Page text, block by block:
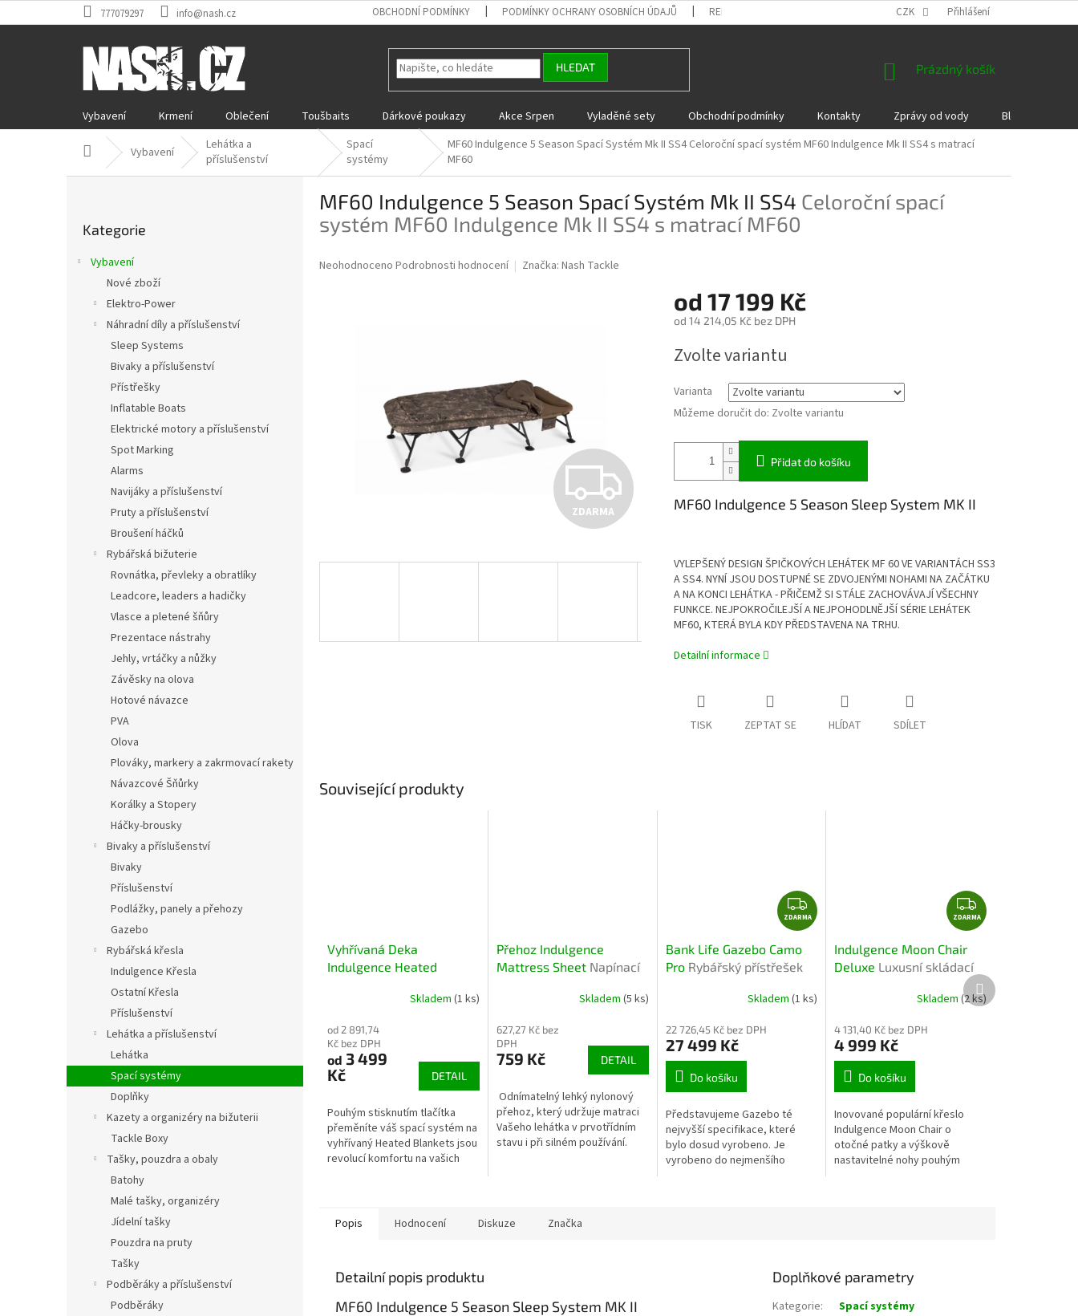
na
777079297 info@nash.cz OBCHODNÍ PODMÍNKY PODMÍNKY OCHRANY OSOBNÍCH ÚDAJŮ REKLAMACE A VRÁCENÍ ZBOŽÍ DÁRKOVÉ POUKAZY
CZK Přihlášení
HLEDAT
NÁKUPNÍ
Prázdný košík
Vybavení Krmení Oblečení Toušbaits Dárkové poukazy Akce Srpen Vyladěné sety Obchodní podmínky Kontakty Zprávy od vody Blog
Domů Vybavení
Lehátka a
příslušenství
Spací
systémy
MF60 Indulgence 5 Season Spací Systém Mk II SS4Celoroční spací systém MF60 Indulgence Mk II SS4 s matrací
MF60
kategorie
Kategorie
Vybavení
Nové zboží
Elektro-Power
Náhradní díly a příslušenství
Sleep Systems
Bivaky a příslušenství
Přístřešky
Inflatable Boats
Elektrické motory a příslušenství
Spot Marking
Alarms
Navijáky a příslušenství
Pruty a příslušenství
Broušení háčků
Rybářská bižuterie
Rovnátka, převleky a obratlíky
Leadcore, leaders a hadičky
Vlasce a pletené šňůry
Prezentace nástrahy
Jehly, vrtáčky a nůžky
Závěsky na olova
Hotové návazce
PVA
Olova
Plováky, markery a zakrmovací rakety
Návazcové Šňůrky
Korálky a Stopery
Háčky-brousky
Bivaky a příslušenství
Bivaky
Příslušenství
Podlážky, panely a přehozy
Gazebo
Rybářská křesla
Indulgence Křesla
Ostatní Křesla
Příslušenství
Lehátka a příslušenství
Lehátka
Spací systémy
Doplňky
Kazety a organizéry na bižuterii
Tackle Boxy
Tašky, pouzdra a obaly
Batohy
Malé tašky, organizéry
Jídelní tašky
Pouzdra na pruty
Tašky
Podběráky a příslušenství
Podběráky
MF60 Indulgence 5 Season Spací Systém Mk II SS4 Celoroční spací
systém MF60 Indulgence Mk II SS4 s matrací MF60
Průměrné
Neohodnoceno Podrobnosti hodnocení Značka: Nash Tackle
Z
D
R
ZDARMA
od 17 199 Kč
od 14 214,05 Kčbez DPH
cena:
Zvolte variantu
Varianta
Můžeme doručit do: Zvolte variantu
Přidat do košíku
MF60 Indulgence 5 Season Sleep System MK II
VYLEPŠENÝ DESIGN ŠPIČKOVÝCH LEHÁTEK MF 60 VE VARIANTÁCH SS3
A SS4. NYNÍ JSOU DOSTUPNÉ SE ZDVOJENÝMI NOHAMI NA ZAČÁTKU
A NA KONCI LEHÁTKA - PŘIČEMŽ SI STÁLE ZACHOVÁVAJÍ VŠECHNY
FUNKCE. NEJPOKROČILEJŠÍ A NEJPOHODLNĚJŠÍ SÉRIE LEHÁTEK
MF60, KTERÁ BYLA KDY PŘEDSTAVENA NA TRHU.
Detailní informace
TISK ZEPTAT SE HLÍDAT SDÍLET
Související produkty
Vyhřívaná Deka
Indulgence Heated
vyhřívaná deka
Blanket
Skladem (1 ks)
od 2 891,74
Kč bez DPH
od 3 499
Kč
DETAIL
Pouhým stisknutím tlačítka
přeměníte váš spací systém na
vyhřívaný Heated Blankets jsou
revolucí komfortu na vašich
Přehoz Indulgence
Mattress Sheet Napínací
Mattress Sheet na
Skladem (5 ks)
627,27 Kč bez
DPH
759 Kč DETAIL
Odnímatelný lehký nylonový
přehoz, který udržuje matraci
Vašeho lehátka v prvotřídním
stavu i při silném používání.
Z
D
A
ZDARMA
Bank Life Gazebo Camo
Pro Rybářský přístřešek
stabilní, camo design
Skladem(1 ks)
22 726,45 Kč bez DPH
27 499 Kč
Do košíku
Představujeme Gazebo té
nejvyšší specifikace, které
bylo dosud vyrobeno. Je
vyrobeno do nejmenšího
Z
D
M
A
ZDARMA
Indulgence Moon Chair
Deluxe Luxusní skládací
křeslo Indulgence Moon
Skladem (2 ks)
4 131,40 Kč bez DPH
4 999 Kč
Do košíku
Inovované populární křeslo
Indulgence Moon Chair o
otočné patky a výškově
nastavitelné nohy pouhým
Další
produkt
Popis Hodnocení Diskuze Značka
Detailní popis produktu
MF60 Indulgence 5 Season Sleep System MK II
Doplňkové parametry
Kategorie:
Spací systémy